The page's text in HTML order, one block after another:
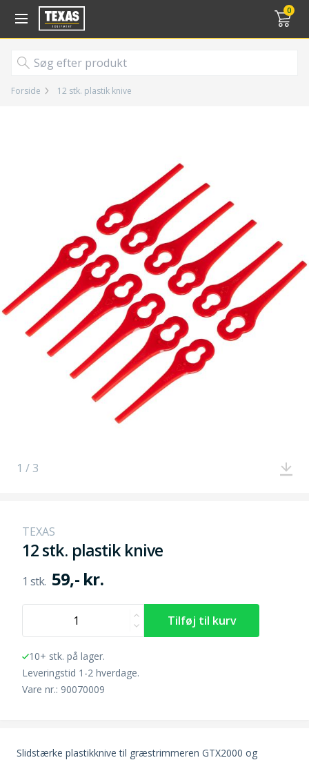
0
Gå til kurv (
Forside 12 stk. plastik knive
1 / 3
TEXAS
12 stk. plastik knive
59,- kr.
10+ stk. på lager.
Leveringstid 1-2 hverdage.
Vare nr.: 90070009
Slidstærke plastikknive til græstrimmeren GTX2000 og